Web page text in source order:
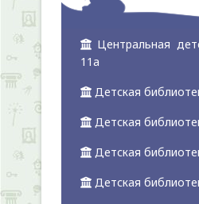
Центральная
11а
Детская
Детская
Детская
Детская